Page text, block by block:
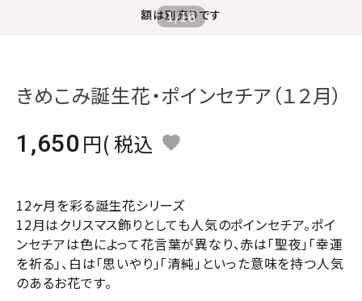
ようこそ ゲスト 様
額は別売りです
1/16
きめこみ誕生花・ポインセチア（１２月）
1,650
税込
12ヶ月を彩る誕生花シリーズ
12月はクリスマス飾りとしても人気のポインセチア。ポイ
ンセチアは色によって花言葉が異なり、赤は「聖夜」「幸運
を祈る」、白は「思いやり」「清純」といった意味を持つ人気
のあるお花です。